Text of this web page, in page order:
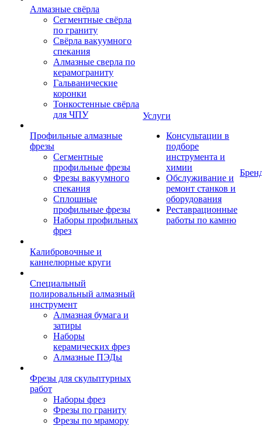
Алмазные свёрла
Сегментные свёрла
по граниту
Свёрла вакуумного
спекания
Алмазные сверла по
керамограниту
Гальванические
коронки
Тонкостенные свёрла
для ЧПУ
Профильные алмазные
фрезы
Сегментные
профильные фрезы
Фрезы вакуумного
спекания
Сплошные
профильные фрезы
Наборы профильных
фрез
Калибровочные и
каннелюрные круги
Специальный
полировальный алмазный
инструмент
Алмазная бумага и
затиры
Наборы
керамических фрез
Алмазные ПЭДы
Фрезы для скульптурных
работ
Наборы фрез
Фрезы по граниту
Фрезы по мрамору
Услуги
Консультации в
подборе
инструмента и
химии
Обслуживание и
ремонт станков и
оборудования
Реставрационные
работы по камню